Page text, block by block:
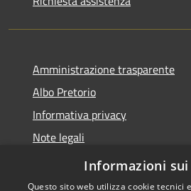
Amministrazione trasparente
Albo Pretorio
Informativa privacy
Note legali
Dichiarazione di accessibilità
Informazioni
Questo sito web utilizza cookie tecnici